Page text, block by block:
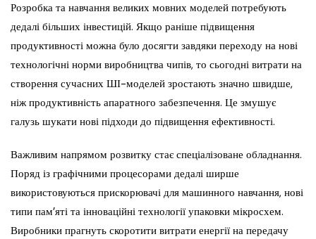
Розробка та навчання великих мовних моделей потребують
дедалі більших інвестицій. Якщо раніше підвищення
продуктивності можна було досягти завдяки переходу на нові
технологічні норми виробництва чипів, то сьогодні витрати на
створення сучасних ШІ-моделей зростають значно швидше,
ніж продуктивність апаратного забезпечення. Це змушує
галузь шукати нові підходи до підвищення ефективності.
Важливим напрямом розвитку стає спеціалізоване обладнання.
Поряд із графічними процесорами дедалі ширше
використовуються прискорювачі для машинного навчання, нові
типи пам’яті та інноваційні технології упаковки мікросхем.
Виробники прагнуть скоротити витрати енергії на передачу